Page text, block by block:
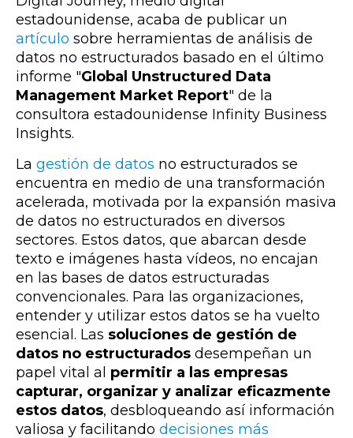
estadounidense, acaba de publicar un
artículo sobre herramientas de análisis de
datos no estructurados basado en el último
informe "Global Unstructured Data
Management Market Report" de la
consultora estadounidense Infinity Business
Insights.
La gestión de datos no estructurados se
encuentra en medio de una transformación
acelerada, motivada por la expansión masiva
de datos no estructurados en diversos
sectores. Estos datos, que abarcan desde
texto e imágenes hasta vídeos, no encajan
en las bases de datos estructuradas
convencionales. Para las organizaciones,
entender y utilizar estos datos se ha vuelto
esencial. Las soluciones de gestión de
datos no estructurados desempeñan un
papel vital al permitir a las empresas
capturar, organizar y analizar eficazmente
estos datos, desbloqueando así información
valiosa y facilitando decisiones más